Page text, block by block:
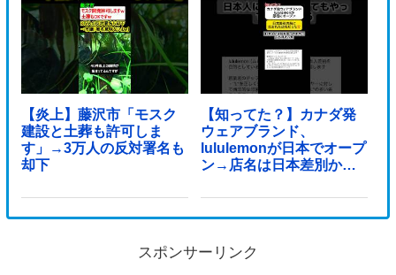
【炎上】藤沢市「モスク
建設と土葬も許可しま
す」→3万人の反対署名も
却下
【知ってた？】カナダ発
ウェアブランド、
lululemonが日本でオープ
ン→店名は日本差別から
スポンサーリンク